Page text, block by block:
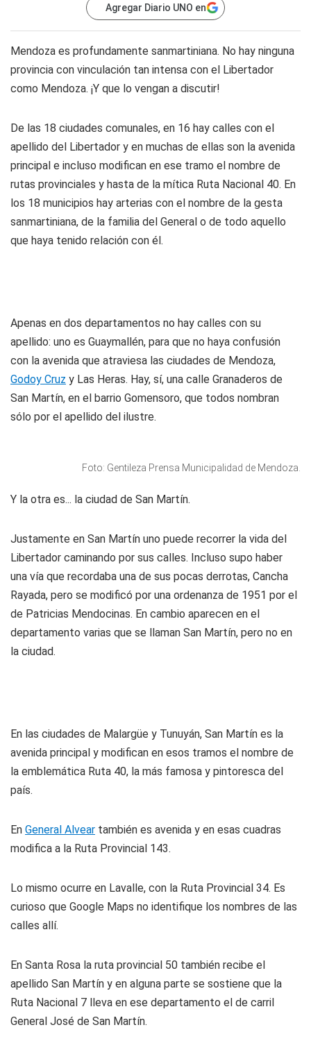
Agregar Diario UNO en
Mendoza es profundamente sanmartiniana. No hay ninguna
provincia con vinculación tan intensa con el Libertador
como Mendoza. ¡Y que lo vengan a discutir!
De las 18 ciudades comunales, en 16 hay calles con el
apellido del Libertador y en muchas de ellas son la avenida
principal e incluso modifican en ese tramo el nombre de
rutas provinciales y hasta de la mítica Ruta Nacional 40. En
los 18 municipios hay arterias con el nombre de la gesta
sanmartiniana, de la familia del General o de todo aquello
que haya tenido relación con él.
Apenas en dos departamentos no hay calles con su
apellido: uno es Guaymallén, para que no haya confusión
con la avenida que atraviesa las ciudades de Mendoza,
Godoy Cruz y Las Heras. Hay, sí, una calle Granaderos de
San Martín, en el barrio Gomensoro, que todos nombran
sólo por el apellido del ilustre.
Foto: Gentileza Prensa Municipalidad de Mendoza.
Y la otra es... la ciudad de San Martín.
Justamente en San Martín uno puede recorrer la vida del
Libertador caminando por sus calles. Incluso supo haber
una vía que recordaba una de sus pocas derrotas, Cancha
Rayada, pero se modificó por una ordenanza de 1951 por el
de Patricias Mendocinas. En cambio aparecen en el
departamento varias que se llaman San Martín, pero no en
la ciudad.
En las ciudades de Malargüe y Tunuyán, San Martín es la
avenida principal y modifican en esos tramos el nombre de
la emblemática Ruta 40, la más famosa y pintoresca del
país.
En General Alvear también es avenida y en esas cuadras
modifica a la Ruta Provincial 143.
Lo mismo ocurre en Lavalle, con la Ruta Provincial 34. Es
curioso que Google Maps no identifique los nombres de las
calles allí.
En Santa Rosa la ruta provincial 50 también recibe el
apellido San Martín y en alguna parte se sostiene que la
Ruta Nacional 7 lleva en ese departamento el de carril
General José de San Martín.